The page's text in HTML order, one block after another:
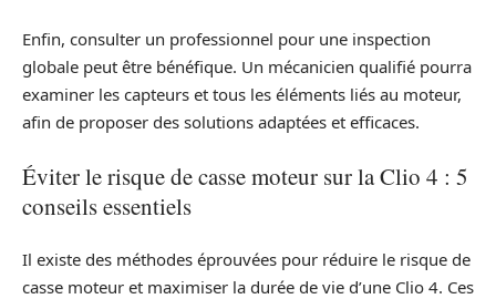
Enfin, consulter un professionnel pour une inspection
globale peut être bénéfique. Un mécanicien qualifié pourra
examiner les capteurs et tous les éléments liés au moteur,
afin de proposer des solutions adaptées et efficaces.
Éviter le risque de casse moteur sur la Clio 4 : 5
conseils essentiels
Il existe des méthodes éprouvées pour réduire le risque de
casse moteur et maximiser la durée de vie d’une Clio 4. Ces